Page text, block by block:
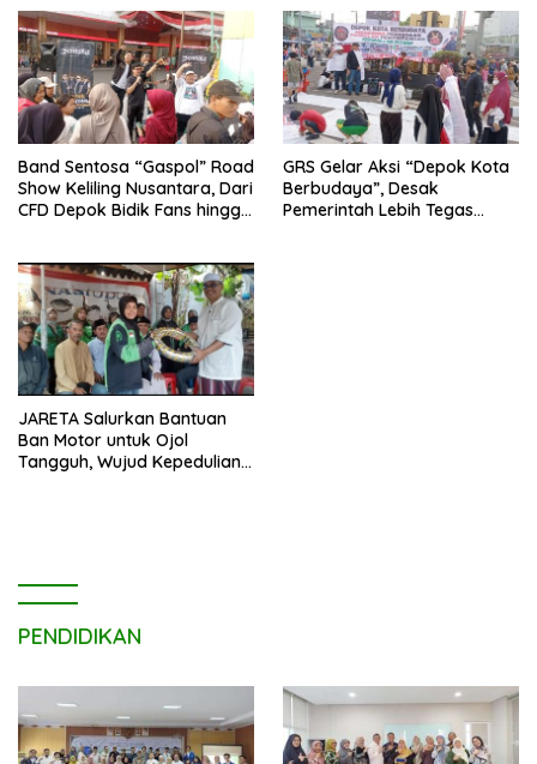
Band Sentosa “Gaspol” Road
Show Keliling Nusantara, Dari
CFD Depok Bidik Fans hingga
GRS Gelar Aksi “Depok Kota
Berbudaya”, Desak
Pemerintah Lebih Tegas
JARETA Salurkan Bantuan
Ban Motor untuk Ojol
Tangguh, Wujud Kepedulian
PENDIDIKAN